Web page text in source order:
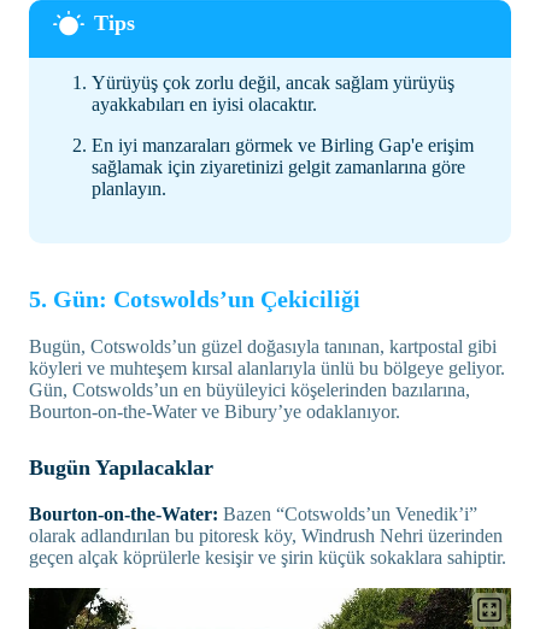
Yürüyüş çok zorlu değil, ancak sağlam yürüyüş
ayakkabıları en iyisi olacaktır.
En iyi manzaraları görmek ve Birling Gap'e erişim
sağlamak için ziyaretinizi gelgit zamanlarına göre
planlayın.
5. Gün: Cotswolds’un Çekiciliği
Bugün, Cotswolds’un güzel doğasıyla tanınan, kartpostal gibi
köyleri ve muhteşem kırsal alanlarıyla ünlü bu bölgeye geliyor.
Gün, Cotswolds’un en büyüleyici köşelerinden bazılarına,
Bourton-on-the-Water ve Bibury’ye odaklanıyor.
Bugün Yapılacaklar
Bourton-on-the-Water: Bazen “Cotswolds’un Venedik’i”
olarak adlandırılan bu pitoresk köy, Windrush Nehri üzerinden
geçen alçak köprülerle kesişir ve şirin küçük sokaklara sahiptir.